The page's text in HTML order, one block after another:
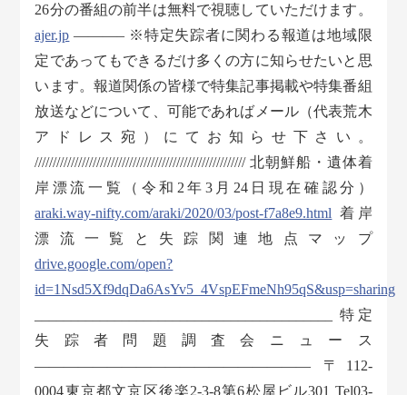
26分の番組の前半は無料で視聴していただけます。
ajer.jp ———– ※特定失踪者に関わる報道は地域限
定であってもできるだけ多くの方に知らせたいと思
います。報道関係の皆様で特集記事掲載や特集番組
放送などについて、可能であればメール（代表荒木
アドレス宛）にてお知らせ下さい。
////////////////////////////////////////////////////////// 北朝鮮船・遺体着
岸漂流一覧（令和2年3月24日現在確認分）
araki.way-nifty.com/araki/2020/03/post-f7a8e9.html 着岸
漂流一覧と失踪関連地点マップ
drive.google.com/open?
id=1Nsd5Xf9dqDa6AsYv5_4VspEFmeNh95qS&usp=sharing
_________________________________________ 特定
失踪者問題調査会ニュース
——————————————————— 〒112-
0004東京都文京区後楽2-3-8第6松屋ビル301 Tel03-